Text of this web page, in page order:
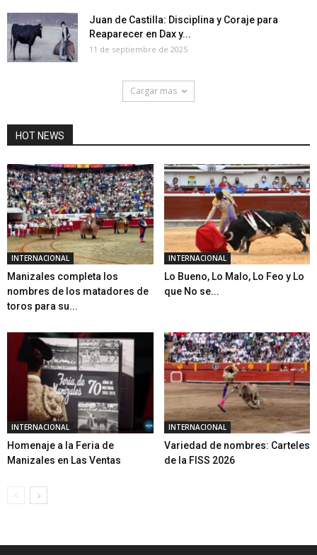
Juan de Castilla: Disciplina y Coraje para
Reaparecer en Dax y...
11 de septiembre de 2025
Cargar mas
HOT NEWS
INTERNACIONAL
Manizales completa los
nombres de los matadores de
toros para su...
INTERNACIONAL
Lo Bueno, Lo Malo, Lo Feo y Lo
que No se...
INTERNACIONAL
Homenaje a la Feria de
Manizales en Las Ventas
INTERNACIONAL
Variedad de nombres: Carteles
de la FISS 2026